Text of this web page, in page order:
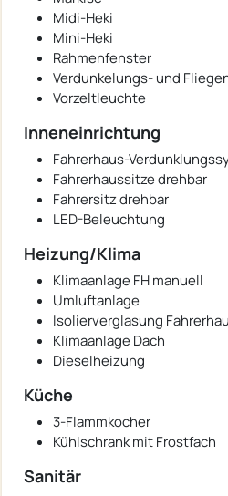
Midi-Heki
Mini-Heki
Rahmenfenster
Verdunkelungs- und
Vorzeltleuchte
Inneneinrichtung
Fahrerhaus-
Fahrerhaussitze drehbar
Fahrersitz drehbar
LED-Beleuchtung
Heizung/Klima
Klimaanlage FH manuell
Umluftanlage
Isolierverglasung
Klimaanlage Dach
Dieselheizung
Küche
3-Flammkocher
Kühlschrank mit Frostfach
Sanitär